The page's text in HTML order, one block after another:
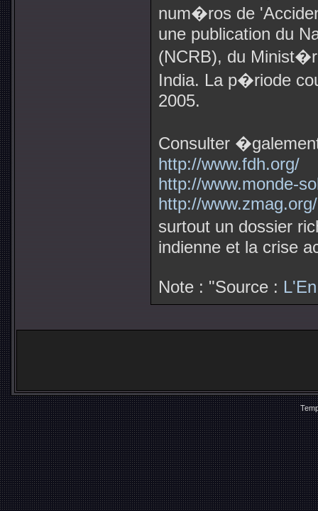
num�ros de
une publication du
(NCRB), du
India. La p�riode
2005.
Consulter
http://www.fdh.org/
http://www.monde-
http://www.zmag.org/
surtout un dossier
indienne et la crise
Note : "Source :